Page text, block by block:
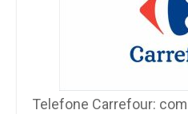
Telefone Carrefour: